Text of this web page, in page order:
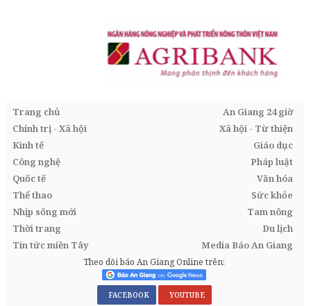
Trang chủ
An Giang 24 giờ
Chính trị - Xã hội
Xã hội - Từ thiện
Kinh tế
Giáo dục
Công nghệ
Pháp luật
Quốc tế
Văn hóa
Thể thao
Sức khỏe
Nhịp sống mới
Tam nông
Thời trang
Du lịch
Tin tức miền Tây
Media Báo An Giang
Theo dõi báo An Giang Online trên:
FACEBOOK YOUTUBE